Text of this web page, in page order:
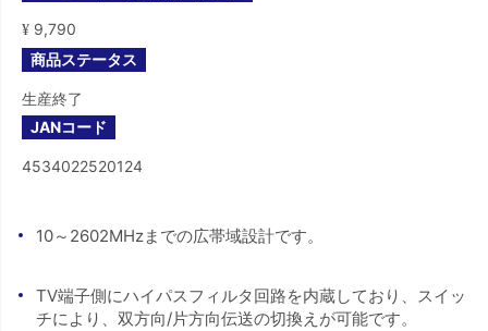
¥ 9,790
商品ステータス
生産終了
JANコード
4534022520124
10～2602MHzまでの広帯域設計です。
TV端子側にハイパスフィルタ回路を内蔵しており、スイッ
チにより、双方向/片方向伝送の切換えが可能です。